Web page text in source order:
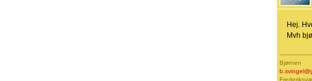
Hej.
Mvh
Bjørnen